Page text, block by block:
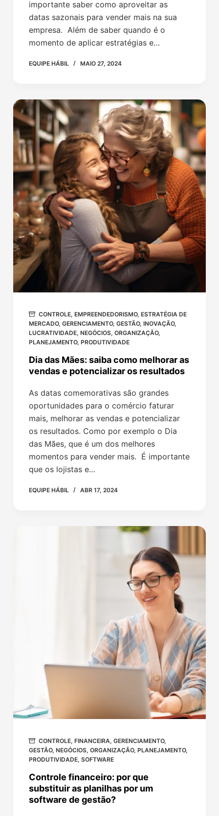
importante saber como aproveitar as
datas sazonais para vender mais na sua
empresa. Além de saber quando é o
momento de aplicar estratégias e…
EQUIPE HÁBIL MAIO 27, 2024
CONTROLE, EMPREENDEDORISMO, ESTRATÉGIA DE
MERCADO, GERENCIAMENTO, GESTÃO, INOVAÇÃO,
LUCRATIVIDADE, NEGÓCIOS, ORGANIZAÇÃO,
PLANEJAMENTO, PRODUTIVIDADE
Dia das Mães: saiba como melhorar as
vendas e potencializar os resultados
As datas comemorativas são grandes
oportunidades para o comércio faturar
mais, melhorar as vendas e potencializar
os resultados. Como por exemplo o Dia
das Mães, que é um dos melhores
momentos para vender mais. É importante
que os lojistas e…
EQUIPE HÁBIL ABR 17, 2024
CONTROLE, FINANCEIRA, GERENCIAMENTO,
GESTÃO, NEGÓCIOS, ORGANIZAÇÃO, PLANEJAMENTO,
PRODUTIVIDADE, SOFTWARE
Controle financeiro: por que
substituir as planilhas por um
software de gestão?